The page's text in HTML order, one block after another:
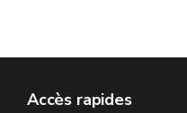
Accès rapides